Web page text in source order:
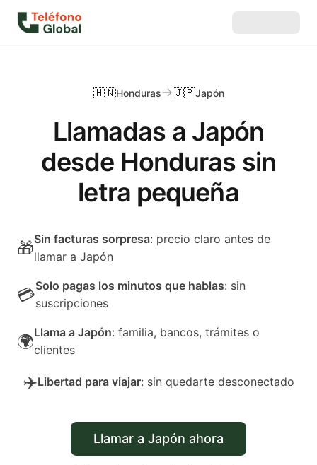
Llamadas a Japón
desde Honduras sin
letra pequeña
🇭🇳Honduras 🇯🇵Japón
🎁Sin facturas sorpresa: precio claro antes de
llamar a Japón
💳Solo pagas los minutos que hablas: sin
suscripciones
🌍Llama a Japón: familia, bancos, trámites o
clientes
✈️Libertad para viajar: sin quedarte desconectado
Llamar a Japón ahora